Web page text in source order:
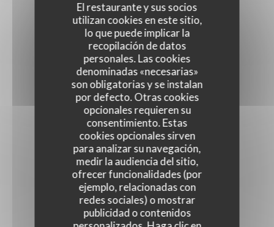
El restaurante y sus socios
utilizan cookies en este sitio,
lo que puede implicar la
recopilación de datos
personales. Las cookies
denominadas «necesarias»
son obligatorias y se instalan
por defecto. Otras cookies
opcionales requieren su
consentimiento. Estas
cookies opcionales sirven
para analizar su navegación,
medir la audiencia del sitio,
ofrecer funcionalidades (por
ejemplo, relacionadas con
redes sociales) o mostrar
publicidad o contenidos